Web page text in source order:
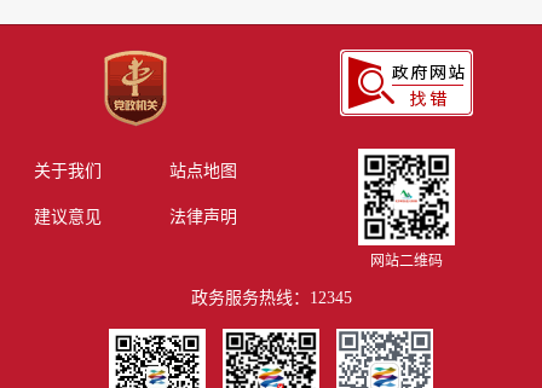
关于我们 站点地图
建议意见 法律声明
网站二维码
政务服务热线：12345